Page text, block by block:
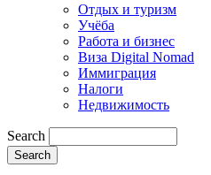
Отдых и туризм
Учёба
Работа и бизнес
Виза Digital Nomad
Иммиграция
Налоги
Недвижимость
Search